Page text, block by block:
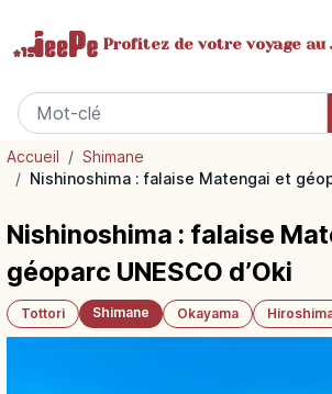
Profitez de votrevoyage au
Accueil / Shimane
/ Nishinoshima : falaise Matengai et
Nishinoshima : falaise
géoparc UNESCO d’Oki
Tottori Shimane Okayama